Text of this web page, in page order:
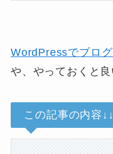
WordPressでブロ
や、やっておくと良
この記事の内容↓↓